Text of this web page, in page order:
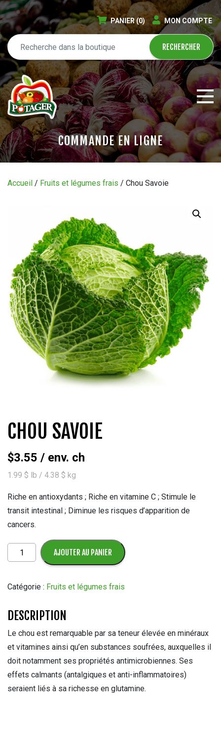
PANIER(0) MON COMPTE
COMMANDE EN LIGNE
QUI SOMMES-NOUS?
CARRIÈRES
CONTACT
CONCOURS
Accueil / Fruits et légumes frais / Chou Savoie
CHOU SAVOIE
$3.55 / env. ch
1.99 $ lb / 4.38 $ kg
Riche en antioxydants ; Riche en vitamine C ; Stimule le
transit intestinal ; Diminue les risques d’apparition de
cancers.
quantité
de
Savoie
AJOUTER AU PANIER
Catégorie : Fruits et légumes frais
DESCRIPTION
Le chou est remarquable par sa teneur élevée en minéraux
et vitamines ainsi qu’en substances soufrées, auxquelles il
doit notamment ses propriétés antimicrobiennes. Ses
effets calmants (antalgiques et anti-inflammatoires)
seraient liés à sa richesse en glutamine.